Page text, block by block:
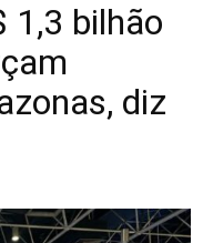
1,3 bilhão
diz